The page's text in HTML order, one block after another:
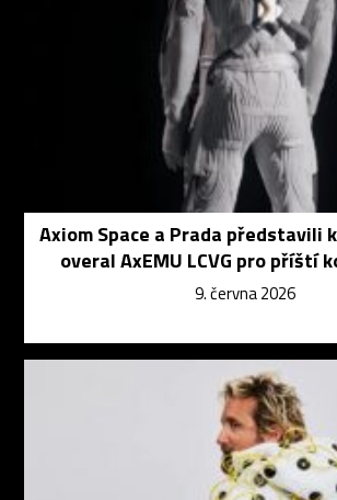
Axiom Space a Prada představili
overal AxEMU LCVG pro příští
9. června 2026